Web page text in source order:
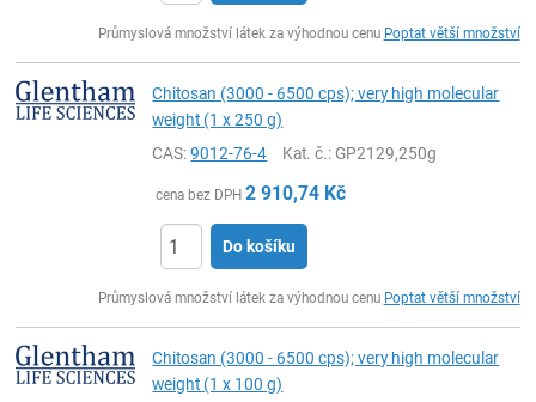
Průmyslová množství látek za výhodnou cenu Poptat větší množství
Chitosan (3000 - 6500 cps); very high molecular
weight (1 x 250 g)
CAS:9012-76-4 Kat. č.: GP2129,250g
cena bez DPH 2 910,74 Kč
Do košíku
Průmyslová množství látek za výhodnou cenu Poptat větší množství
Chitosan (3000 - 6500 cps); very high molecular
weight (1 x 100 g)